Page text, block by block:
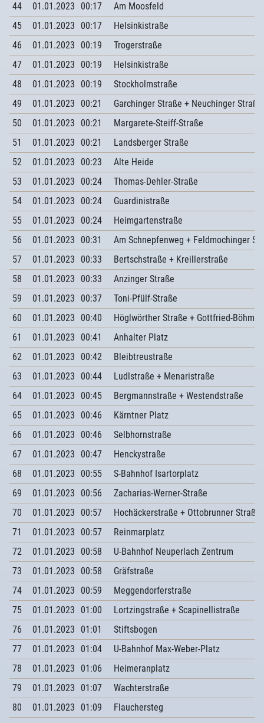
44
01.01.2023 00:17
Am Moosfeld
45
01.01.2023 00:17
Helsinkistraße
46
01.01.2023 00:19
Trogerstraße
47
01.01.2023 00:19
Helsinkistraße
48
01.01.2023 00:19
Stockholmstraße
49
01.01.2023 00:21
Garchinger Straße + Neuchinger Straße
50
01.01.2023 00:21
Margarete-Steiff-Straße
51
01.01.2023 00:21
Landsberger Straße
52
01.01.2023 00:23
Alte Heide
53
01.01.2023 00:24
Thomas-Dehler-Straße
54
01.01.2023 00:24
Guardinistraße
55
01.01.2023 00:24
Heimgartenstraße
56
01.01.2023 00:31
Am Schnepfenweg + Feldmochinger
57
01.01.2023 00:33
Bertschstraße + Kreillerstraße
58
01.01.2023 00:33
Anzinger Straße
59
01.01.2023 00:37
Toni-Pfülf-Straße
60
01.01.2023 00:40
Höglwörther Straße + Gottfried-Böhm-
61
01.01.2023 00:41
Anhalter Platz
62
01.01.2023 00:42
Bleibtreustraße
63
01.01.2023 00:44
Ludlstraße + Menaristraße
64
01.01.2023 00:45
Bergmannstraße + Westendstraße
65
01.01.2023 00:46
Kärntner Platz
66
01.01.2023 00:46
Selbhornstraße
67
01.01.2023 00:47
Henckystraße
68
01.01.2023 00:55
S-Bahnhof Isartorplatz
69
01.01.2023 00:56
Zacharias-Werner-Straße
70
01.01.2023 00:57
Hochäckerstraße + Ottobrunner Straße
71
01.01.2023 00:57
Reinmarplatz
72
01.01.2023 00:58
U-Bahnhof Neuperlach Zentrum
73
01.01.2023 00:58
Gräfstraße
74
01.01.2023 00:59
Meggendorferstraße
75
01.01.2023 01:00
Lortzingstraße + Scapinellistraße
76
01.01.2023 01:01
Stiftsbogen
77
01.01.2023 01:04
U-Bahnhof Max-Weber-Platz
78
01.01.2023 01:06
Heimeranplatz
79
01.01.2023 01:07
Wachterstraße
80
01.01.2023 01:09
Flauchersteg